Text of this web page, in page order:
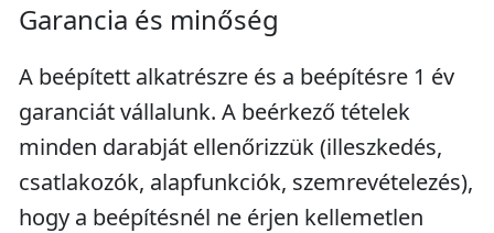
Garancia és minőség
A beépített alkatrészre és a beépítésre 1 év
garanciát vállalunk. A beérkező tételek
minden darabját ellenőrizzük (illeszkedés,
csatlakozók, alapfunkciók, szemrevételezés),
hogy a beépítésnél ne érjen kellemetlen